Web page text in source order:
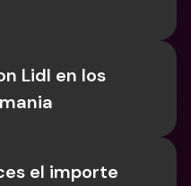
Lidl en los
el importe